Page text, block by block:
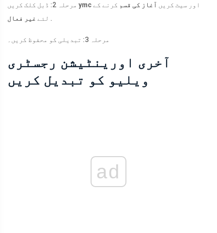
ymc اور سیٹ کریں آغاز کی قسم کرنے کے
لئے غیر فعال .
مرحلہ 3: تبدیلی کو محفوظ کریں۔
آخری اورینٹیشن رجسٹری
ویلیو کو تبدیل کریں
ad